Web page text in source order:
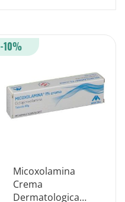
Micoxolamina
Crema
Dermatologica
-10%